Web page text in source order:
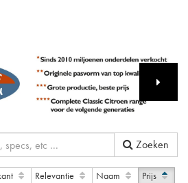
Zoeken
Relevantie Naam Prijs